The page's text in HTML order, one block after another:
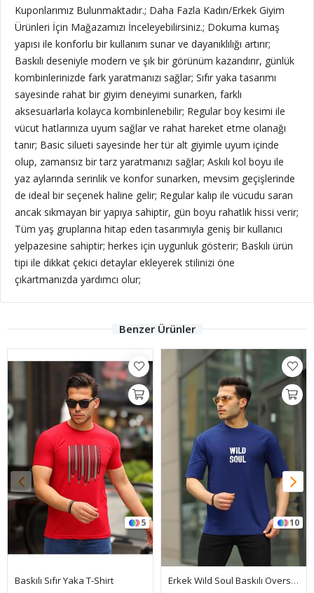
Kuponlarımız Bulunmaktadır.; Daha Fazla Kadın/Erkek Giyim
Ürünleri İçin Mağazamızı İnceleyebilirsiniz.; Dokuma kumaş
yapısı ile konforlu bir kullanım sunar ve dayanıklılığı artırır;
Baskılı deseniyle modern ve şık bir görünüm kazandırır, günlük
kombinlerinizde fark yaratmanızı sağlar; Sıfır yaka tasarımı
sayesinde rahat bir giyim deneyimi sunarken, farklı
aksesuarlarla kolayca kombinlenebilir; Regular boy kesimi ile
vücut hatlarınıza uyum sağlar ve rahat hareket etme olanağı
tanır; Basic silueti sayesinde her tür alt giyimle uyum içinde
olup, zamansız bir tarz yaratmanızı sağlar; Askılı kol boyu ile
yaz aylarında serinlik ve konfor sunarken, mevsim geçişlerinde
de ideal bir seçenek haline gelir; Regular kalıp ile vücudu saran
ancak sıkmayan bir yapıya sahiptir, gün boyu rahatlık hissi verir;
Tüm yaş gruplarına hitap eden tasarımıyla geniş bir kullanıcı
yelpazesine sahiptir; herkes için uygunluk gösterir; Baskılı ürün
tipi ile dikkat çekici detaylar ekleyerek stilinizi öne
çıkartmanızda yardımcı olur;
Benzer Ürünler
5
Baskılı Sıfır Yaka T-Shirt
10
Erkek Wild Soul Baskılı Oversize Tshirt